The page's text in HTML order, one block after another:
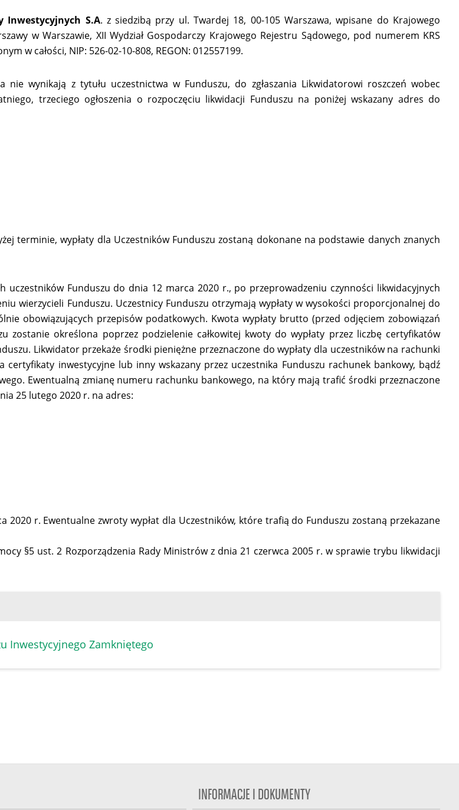
Inwestycyjnych S.A. z siedzibą przy ul. Twardej 18, 00-105 Warszawa, wpisane do Krajowego
w Warszawie, XII Wydział Gospodarczy Krajowego Rejestru Sądowego, pod numerem KRS
w całości, NIP: 526-02-10-808, REGON: 012557199.
wynikają z tytułu uczestnictwa w Funduszu, do zgłaszania Likwidatorowi roszczeń wobec
trzeciego ogłoszenia o rozpoczęciu likwidacji Funduszu na poniżej wskazany adres do
terminie, wypłaty dla Uczestników Funduszu zostaną dokonane na podstawie danych znanych
uczestników Funduszu do dnia 12 marca 2020 r., po przeprowadzeniu czynności likwidacyjnych
wierzycieli Funduszu. Uczestnicy Funduszu otrzymają wypłaty w wysokości proporcjonalnej do
obowiązujących przepisów podatkowych. Kwota wypłaty brutto (przed odjęciem zobowiązań
zostanie określona poprzez podzielenie całkowitej kwoty do wypłaty przez liczbę certyfikatów
Likwidator przekaże środki pieniężne przeznaczone do wypłaty dla uczestników na rachunki
inwestycyjne lub inny wskazany przez uczestnika Funduszu rachunek bankowy, bądź
Ewentualną zmianę numeru rachunku bankowego, na który mają trafić środki przeznaczone
25 lutego 2020 r. na adres:
r. Ewentualne zwroty wypłat dla Uczestników, które trafią do Funduszu zostaną przekazane
§5 ust. 2 Rozporządzenia Rady Ministrów z dnia 21 czerwca 2005 r. w sprawie trybu likwidacji
Inwestycyjnego Zamkniętego
INFORMACJE I DOKUMENTY